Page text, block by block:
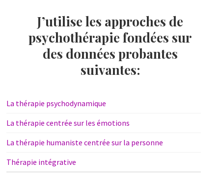
J’utilise les approches de
psychothérapie fondées sur
des données probantes
suivantes:
La thérapie psychodynamique
La thérapie centrée sur les émotions
La thérapie humaniste centrée sur la personne
Thérapie intégrative